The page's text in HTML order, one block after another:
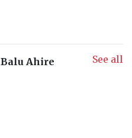
Balu Ahire See all